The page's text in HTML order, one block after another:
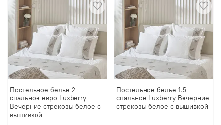
Постельное белье 2
спальное евро Luxberry
Вечерние стрекозы белое с
вышивкой
Постельное белье 1.5
спальное Luxberry Вечерние
стрекозы белое с вышивкой